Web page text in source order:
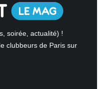
soirée, actualité) !
clubbeurs de Paris sur